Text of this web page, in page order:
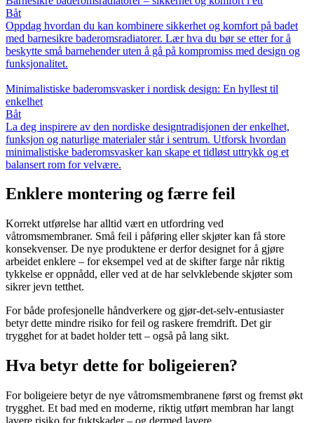
Båt
Oppdag hvordan du kan kombinere sikkerhet og komfort på badet
med barnesikre baderomsradiatorer. Lær hva du bør se etter for å
beskytte små barnehender uten å gå på kompromiss med design og
funksjonalitet.
Minimalistiske baderomsvasker i nordisk design: En hyllest til
enkelhet
Båt
La deg inspirere av den nordiske designtradisjonen der enkelhet,
funksjon og naturlige materialer står i sentrum. Utforsk hvordan
minimalistiske baderomsvasker kan skape et tidløst uttrykk og et
balansert rom for velvære.
Enklere montering og færre feil
Korrekt utførelse har alltid vært en utfordring ved
våtromsmembraner. Små feil i påføring eller skjøter kan få store
konsekvenser. De nye produktene er derfor designet for å gjøre
arbeidet enklere – for eksempel ved at de skifter farge når riktig
tykkelse er oppnådd, eller ved at de har selvklebende skjøter som
sikrer jevn tetthet.
For både profesjonelle håndverkere og gjør-det-selv-entusiaster
betyr dette mindre risiko for feil og raskere fremdrift. Det gir
trygghet for at badet holder tett – også på lang sikt.
Hva betyr dette for boligeieren?
For boligeiere betyr de nye våtromsmembranene først og fremst økt
trygghet. Et bad med en moderne, riktig utført membran har langt